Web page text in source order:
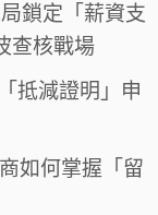
鎖定「薪資支
查核戰場
抵減證明」申
如何掌握「留